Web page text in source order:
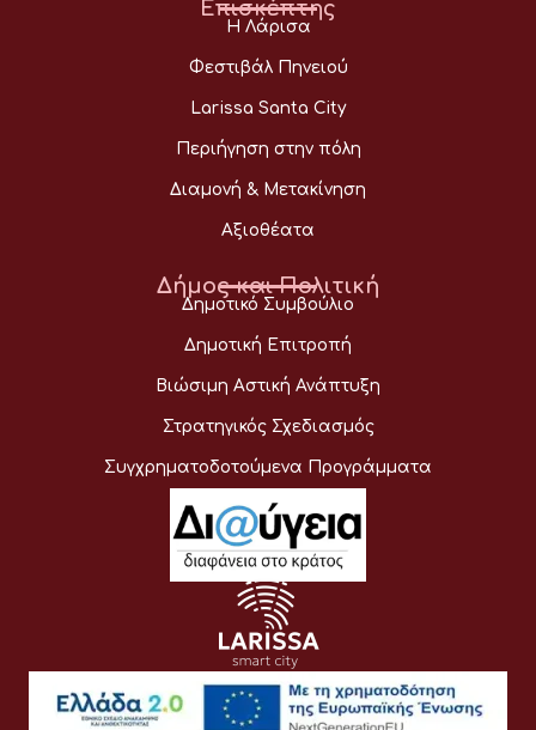
Επισκέπτης
Η Λάρισα
Φεστιβάλ Πηνειού
Larissa Santa City
Περιήγηση στην πόλη
Διαμονή & Μετακίνηση
Αξιοθέατα
Δήμος και Πολιτική
Δημοτικό Συμβούλιο
Δημοτική Επιτροπή
Βιώσιμη Αστική Ανάπτυξη
Στρατηγικός Σχεδιασμός
Συγχρηματοδοτούμενα Προγράμματα